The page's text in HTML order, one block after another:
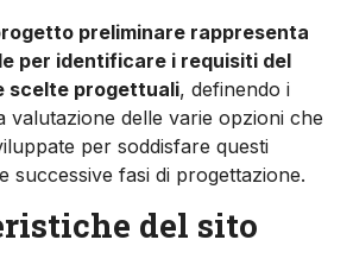
preliminare rappresenta
per identificare i requisiti del
scelte progettuali, definendo i
valutazione delle va­rie opzioni che
per soddisfare questi
successive fasi di progettazione.
del sito